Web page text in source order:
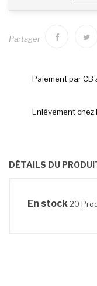
Partager
Paiement par CB
Enlèvement chez
DÉTAILS DU
En stock 20